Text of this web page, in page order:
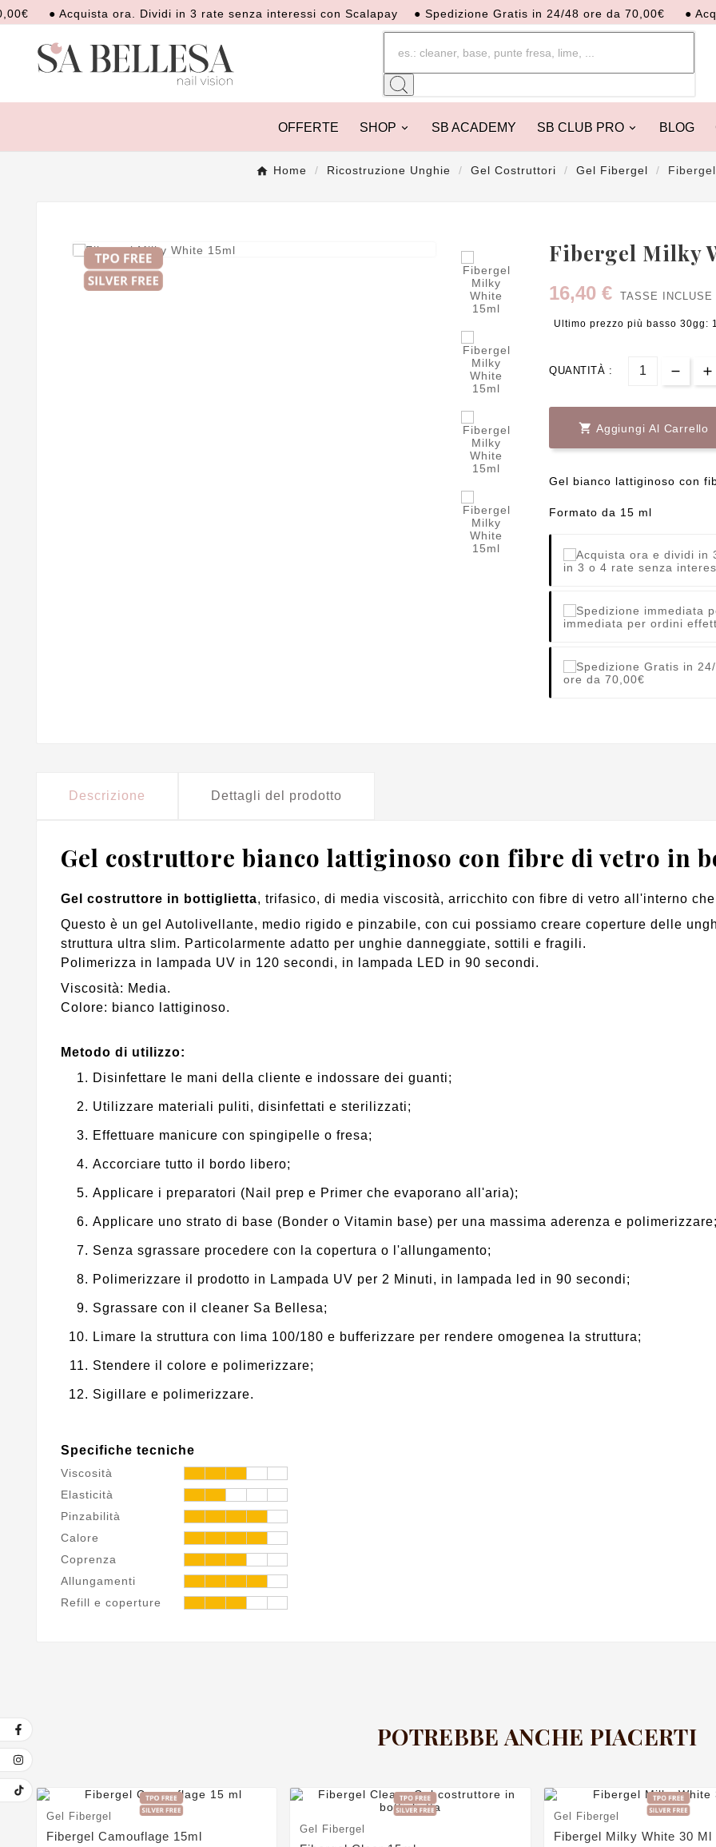
● Acquista ora. Dividi in 3 rate senza interessi con Scalapay ● Spedizione Gratis in 24/48 ore da 70,00€ ● Acquista
OFFERTE SHOP SB ACADEMY SB CLUB PRO BLOG
Home Ricostruzione Unghie Gel Costruttori Gel Fibergel
Fibergel Milky
16,40 € TASSE INCLUSE
Ultimo prezzo più basso 30gg:
QUANTITÀ :
 Aggiungi Al Carrello
Gel bianco lattiginoso con
Formato da 15 ml
in 3 o 4 rate senza
immediata per ordini
ore da 70,00€
Descrizione Dettagli del prodotto
Gel costruttore bianco lattiginoso con fibre di vetro in
Gel costruttore in bottiglietta, trifasico, di media viscosità, arricchito con fibre di vetro all'interno
Questo è un gel Autolivellante, medio rigido e pinzabile, con cui possiamo creare coperture delle
struttura ultra slim. Particolarmente adatto per unghie danneggiate, sottili e fragili.
Polimerizza in lampada UV in 120 secondi, in lampada LED in 90 secondi.
Viscosità: Media.
Colore: bianco lattiginoso.
Metodo di utilizzo:
Disinfettare le mani della cliente e indossare dei guanti;
Utilizzare materiali puliti, disinfettati e sterilizzati;
Effettuare manicure con spingipelle o fresa;
Accorciare tutto il bordo libero;
Applicare i preparatori (Nail prep e Primer che evaporano all'aria);
Applicare uno strato di base (Bonder o Vitamin base) per una massima aderenza e
Senza sgrassare procedere con la copertura o l'allungamento;
Polimerizzare il prodotto in Lampada UV per 2 Minuti, in lampada led in 90 secondi;
Sgrassare con il cleaner Sa Bellesa;
Limare la struttura con lima 100/180 e bufferizzare per rendere omogenea la struttura;
Stendere il colore e polimerizzare;
Sigillare e polimerizzare.
Specifiche tecniche
Viscosità
Elasticità
Pinzabilità
Calore
Coprenza
Allungamenti
Refill e coperture
POTREBBE ANCHE PIACERTI
Gel Fibergel
Fibergel Camouflage 15ml
Gel Fibergel
Gel Fibergel
Fibergel Milky White 30 Ml